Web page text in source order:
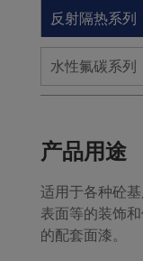
反射隔热系列
水性氟碳系列
产品用途
适用于各种砼
表面等的装饰
的配套面漆。